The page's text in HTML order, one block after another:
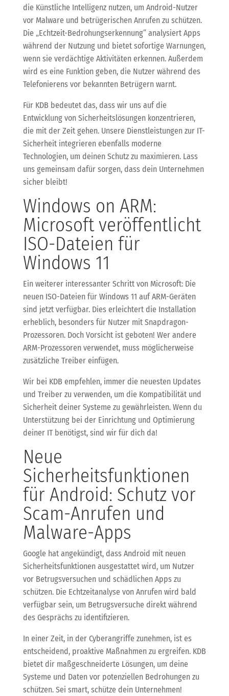
die Künstliche Intelligenz nutzen, um Android-Nutzer
vor Malware und betrügerischen Anrufen zu schützen.
Die „Echtzeit-Bedrohungserkennung“ analysiert Apps
während der Nutzung und bietet sofortige Warnungen,
wenn sie verdächtige Aktivitäten erkennen. Außerdem
wird es eine Funktion geben, die Nutzer während des
Telefonierens vor bekannten Betrügern warnt.
Für KDB bedeutet das, dass wir uns auf die
Entwicklung von Sicherheitslösungen konzentrieren,
die mit der Zeit gehen. Unsere Dienstleistungen zur IT-
Sicherheit integrieren ebenfalls moderne
Technologien, um deinen Schutz zu maximieren. Lass
uns gemeinsam dafür sorgen, dass dein Unternehmen
sicher bleibt!
Windows on ARM:
Microsoft veröffentlicht
ISO-Dateien für
Windows 11
Ein weiterer interessanter Schritt von Microsoft: Die
neuen ISO-Dateien für Windows 11 auf ARM-Geräten
sind jetzt verfügbar. Dies erleichtert die Installation
erheblich, besonders für Nutzer mit Snapdragon-
Prozessoren. Doch Vorsicht ist geboten! Wer andere
ARM-Prozessoren verwendet, muss möglicherweise
zusätzliche Treiber einfügen.
Wir bei KDB empfehlen, immer die neuesten Updates
und Treiber zu verwenden, um die Kompatibilität und
Sicherheit deiner Systeme zu gewährleisten. Wenn du
Unterstützung bei der Einrichtung und Optimierung
deiner IT benötigst, sind wir für dich da!
Neue
Sicherheitsfunktionen
für Android: Schutz vor
Scam-Anrufen und
Malware-Apps
Google hat angekündigt, dass Android mit neuen
Sicherheitsfunktionen ausgestattet wird, um Nutzer
vor Betrugsversuchen und schädlichen Apps zu
schützen. Die Echtzeitanalyse von Anrufen wird bald
verfügbar sein, um Betrugsversuche direkt während
des Gesprächs zu identifizieren.
In einer Zeit, in der Cyberangriffe zunehmen, ist es
entscheidend, proaktive Maßnahmen zu ergreifen. KDB
bietet dir maßgeschneiderte Lösungen, um deine
Systeme und Daten vor potenziellen Bedrohungen zu
schützen. Sei smart, schütze dein Unternehmen!